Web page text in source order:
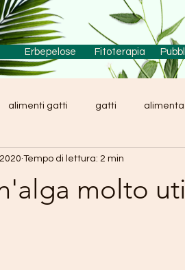
Erbepelose Fitoterapia
alimenti gatti gatti
dieta barf
molto
Tempo di lettura: 2 min